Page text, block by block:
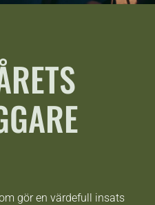
gör en värdefull insats